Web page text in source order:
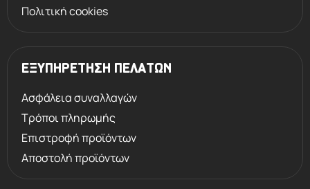
Πολιτική cookies
ΕΞΥΠΗΡΕΤΗΣΗ ΠΕΛΑΤΩΝ
Ασφάλεια συναλλαγών
Τρόποι πληρωμής
Επιστροφή προϊόντων
Αποστολή προϊόντων